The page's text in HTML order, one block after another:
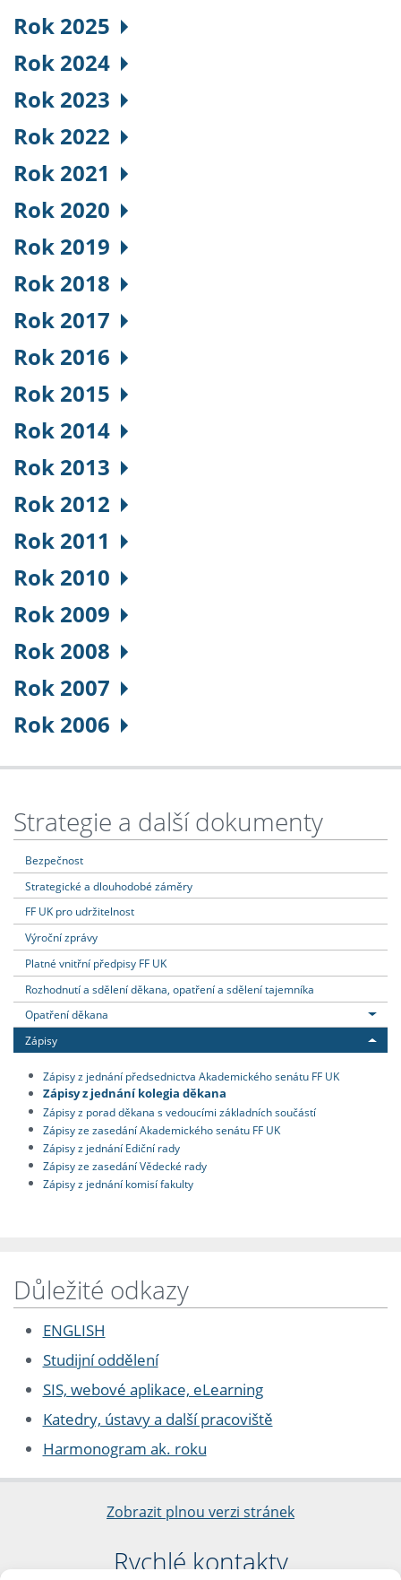
Rok 2025
Rok 2024
Rok 2023
Rok 2022
Rok 2021
Rok 2020
Rok 2019
Rok 2018
Rok 2017
Rok 2016
Rok 2015
Rok 2014
Rok 2013
Rok 2012
Rok 2011
Rok 2010
Rok 2009
Rok 2008
Rok 2007
Rok 2006
Strategie a další dokumenty
Bezpečnost
Strategické a dlouhodobé záměry
FF UK pro udržitelnost
Výroční zprávy
Platné vnitřní předpisy FF UK
Rozhodnutí a sdělení děkana, opatření a sdělení tajemníka
Opatření děkana
Zápisy
Zápisy z jednání předsednictva Akademického senátu FF UK
Zápisy z jednání kolegia děkana
Zápisy z porad děkana s vedoucími základních součástí
Zápisy ze zasedání Akademického senátu FF UK
Zápisy z jednání Ediční rady
Zápisy ze zasedání Vědecké rady
Zápisy z jednání komisí fakulty
Důležité odkazy
ENGLISH
Studijní oddělení
SIS, webové aplikace, eLearning
Katedry, ústavy a další pracoviště
Harmonogram ak. roku
Zobrazit plnou verzi stránek
Rychlé kontakty